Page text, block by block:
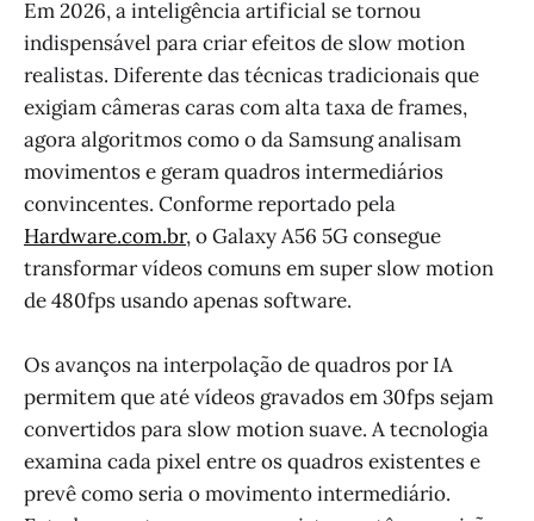
Em 2026, a inteligência artificial se tornou
indispensável para criar efeitos de slow motion
realistas. Diferente das técnicas tradicionais que
exigiam câmeras caras com alta taxa de frames,
agora algoritmos como o da Samsung analisam
movimentos e geram quadros intermediários
convincentes. Conforme reportado pela
Hardware.com.br, o Galaxy A56 5G consegue
transformar vídeos comuns em super slow motion
de 480fps usando apenas software.
Os avanços na interpolação de quadros por IA
permitem que até vídeos gravados em 30fps sejam
convertidos para slow motion suave. A tecnologia
examina cada pixel entre os quadros existentes e
prevê como seria o movimento intermediário.